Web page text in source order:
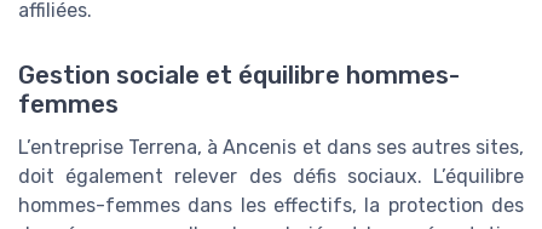
affiliées.
Gestion sociale et équilibre hommes-
femmes
L’entreprise Terrena, à Ancenis et dans ses autres sites,
doit également relever des défis sociaux. L’équilibre
hommes-femmes dans les effectifs, la protection des